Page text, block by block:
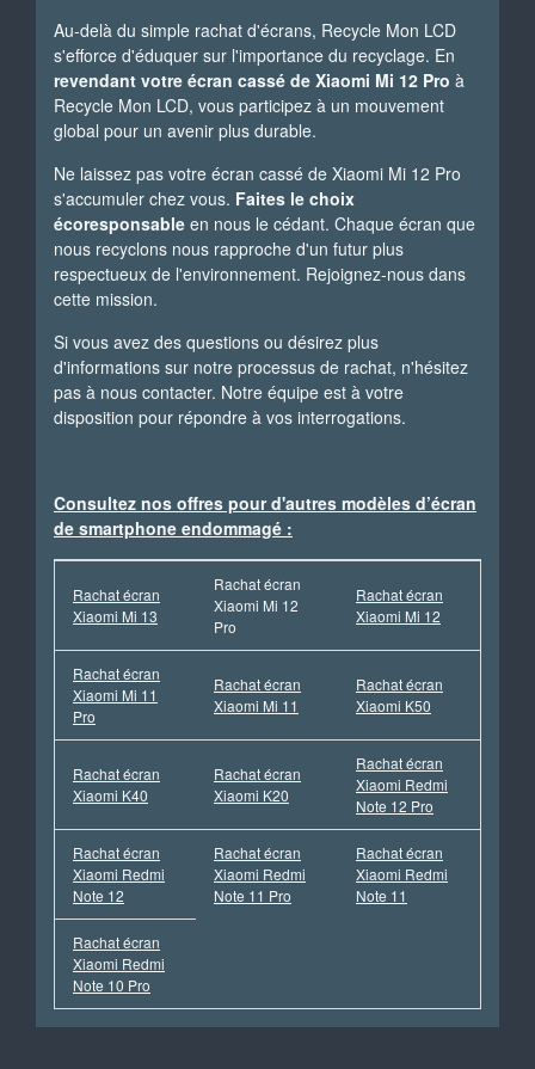
Au-delà du simple rachat d'écrans, Recycle Mon LCD
s'efforce d'éduquer sur l'importance du recyclage. En
revendant votre écran cassé de Xiaomi Mi 12 Pro à
Recycle Mon LCD, vous participez à un mouvement
global pour un avenir plus durable.
Ne laissez pas votre écran cassé de Xiaomi Mi 12 Pro
s'accumuler chez vous. Faites le choix
écoresponsable en nous le cédant. Chaque écran que
nous recyclons nous rapproche d'un futur plus
respectueux de l'environnement. Rejoignez-nous dans
cette mission.
Si vous avez des questions ou désirez plus
d'informations sur notre processus de rachat, n'hésitez
pas à nous contacter. Notre équipe est à votre
disposition pour répondre à vos interrogations.
Consultez nos offres pour d'autres modèles d’écran
de smartphone endommagé :
Rachat écran
Xiaomi Mi 13
Rachat écran
Xiaomi Mi 12
Pro
Rachat écran
Xiaomi Mi 12
Rachat écran
Xiaomi Mi 11
Pro
Rachat écran
Xiaomi Mi 11
Rachat écran
Xiaomi K50
Rachat écran
Xiaomi K40
Rachat écran
Xiaomi K20
Rachat écran
Xiaomi Redmi
Note 12 Pro
Rachat écran
Xiaomi Redmi
Note 12
Rachat écran
Xiaomi Redmi
Note 11 Pro
Rachat écran
Xiaomi Redmi
Note 11
Rachat écran
Xiaomi Redmi
Note 10 Pro